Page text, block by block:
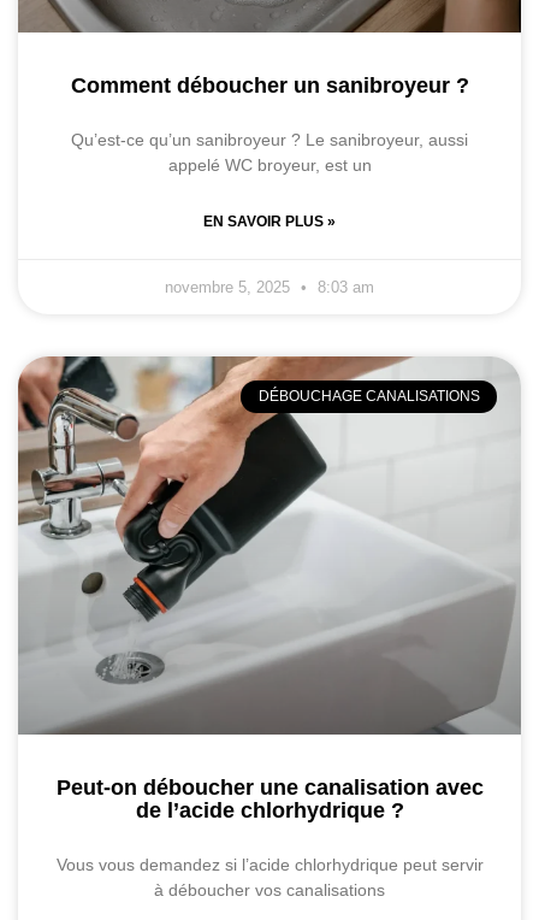
Comment déboucher un sanibroyeur ?
Qu’est-ce qu’un sanibroyeur ? Le sanibroyeur, aussi
appelé WC broyeur, est un
EN SAVOIR PLUS »
novembre 5, 2025 8:03 am
DÉBOUCHAGE CANALISATIONS
Peut-on déboucher une canalisation avec
de l’acide chlorhydrique ?
Vous vous demandez si l’acide chlorhydrique peut servir
à déboucher vos canalisations